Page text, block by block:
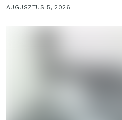
AUGUSZTUS 5, 2026